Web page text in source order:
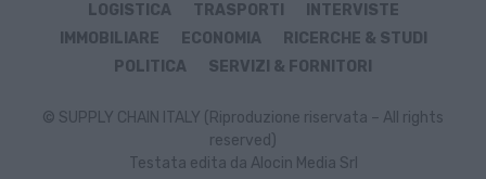
LOGISTICA TRASPORTI
INTERVISTE
IMMOBILIARE
ECONOMIA
RICERCHE & STUDI
POLITICA
SERVIZI & FORNITORI
© SUPPLY CHAIN ITALY (Riproduzione riservata – All rights
reserved)
Testata edita da Alocin Media Srl